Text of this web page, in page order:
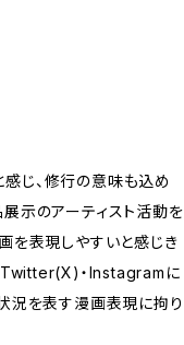
じ、修行の意味も込め
示のアーティスト活動を
を表現しやすいと感じき
Twitter(X)・Instagramに
況を表す漫画表現に拘り